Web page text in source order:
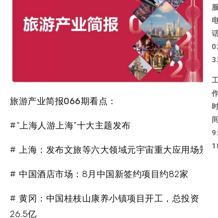
旅游产业简报066期看点：
#“上海人游上海”十大主题发布
# 上海：发布文旅等六大领域元宇宙重大应用场景
# 中国酒店市场：8月中国新签约项目约82家
# 黄冈：中国桂枝山康养小镇项目开工，总投资
26.5亿